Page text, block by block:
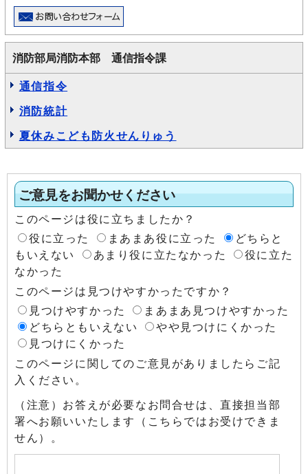
消防部局消防本部 通信指令課
通信指令
消防統計
夏休みこども防火せんりゅう
ご意見をお聞かせください
このページは役に立ちましたか？
役に立った
まあまあ役に立った
どちらと
もいえない
あまり役に立たなかった
役に立た
なかった
このページは見つけやすかったですか？
見つけやすかった
まあまあ見つけやすかった
どちらともいえない
やや見つけにくかった
見つけにくかった
このページに関してのご意見がありましたらご記
入ください。
（注意）お答えが必要なお問合せは、直接担当部
署へお願いいたします（こちらではお受けできま
せん）。